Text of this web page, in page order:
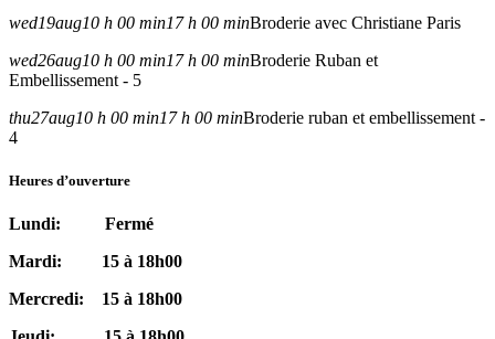
wed19aug10 h 00 min17 h 00 minBroderie avec Christiane Paris
wed26aug10 h 00 min17 h 00 minBroderie Ruban et
Embellissement - 5
thu27aug10 h 00 min17 h 00 minBroderie ruban et embellissement -
4
Heures d’ouverture
Lundi: Fermé
Mardi: 15 à 18h00
Mercredi: 15 à 18h00